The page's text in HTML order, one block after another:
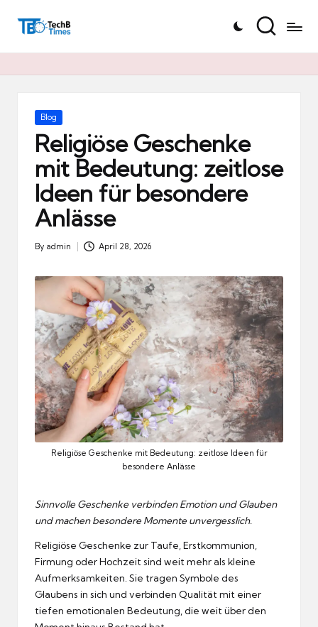
T
h
Posted
Blog
Religiöse Geschenke
mit Bedeutung: zeitlose
Ideen für besondere
Anlässe
Posted
By admin April 28, 2026
Religiöse Geschenke mit Bedeutung: zeitlose Ideen für
besondere Anlässe
Sinnvolle Geschenke verbinden Emotion und Glauben
und machen besondere Momente unvergesslich.
Religiöse Geschenke zur Taufe, Erstkommunion,
Firmung oder Hochzeit sind weit mehr als kleine
Aufmerksamkeiten. Sie tragen Symbole des
Glaubens in sich und verbinden Qualität mit einer
tiefen emotionalen Bedeutung, die weit über den